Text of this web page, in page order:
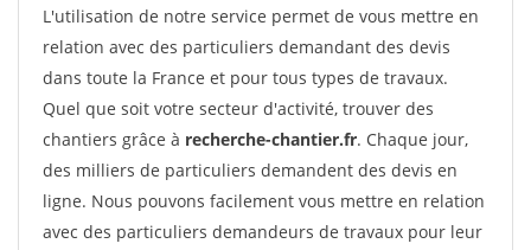
L'utilisation de notre service permet de vous mettre en
relation avec des particuliers demandant des devis
dans toute la France et pour tous types de travaux.
Quel que soit votre secteur d'activité, trouver des
chantiers grâce à recherche-chantier.fr. Chaque jour,
des milliers de particuliers demandent des devis en
ligne. Nous pouvons facilement vous mettre en relation
avec des particuliers demandeurs de travaux pour leur